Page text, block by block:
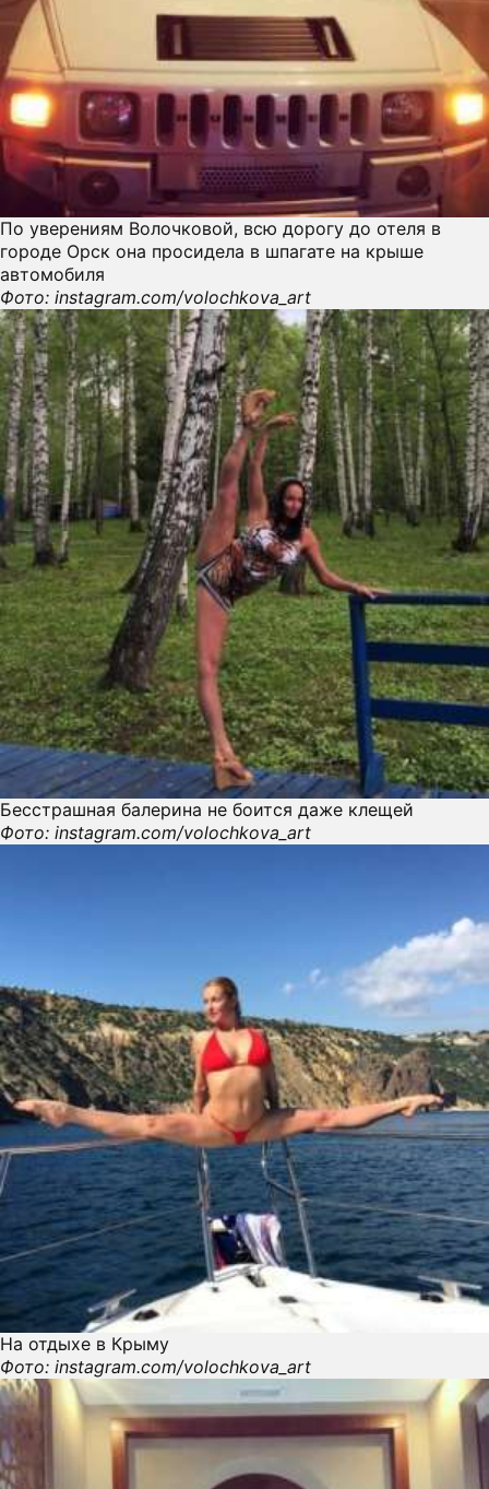
По уверениям Волочковой, всю дорогу до отеля в
городе Орск она просидела в шпагате на крыше
автомобиля
Фото: instagram.com/volochkova_art
Бесстрашная балерина не боится даже клещей
Фото: instagram.com/volochkova_art
На отдыхе в Крыму
Фото: instagram.com/volochkova_art